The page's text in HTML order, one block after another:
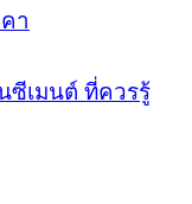
า
ซีเมนต์ ที่ควรรู้